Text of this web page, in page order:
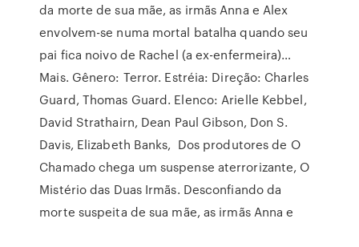
da morte de sua mãe, as irmãs Anna e Alex
envolvem-se numa mortal batalha quando seu
pai fica noivo de Rachel (a ex-enfermeira)…
Mais. Gênero: Terror. Estréia: Direção: Charles
Guard, Thomas Guard. Elenco: Arielle Kebbel,
David Strathairn, Dean Paul Gibson, Don S.
Davis, Elizabeth Banks, Dos produtores de O
Chamado chega um suspense aterrorizante, O
Mistério das Duas Irmãs. Desconfiando da
morte suspeita de sua mãe, as irmãs Anna e